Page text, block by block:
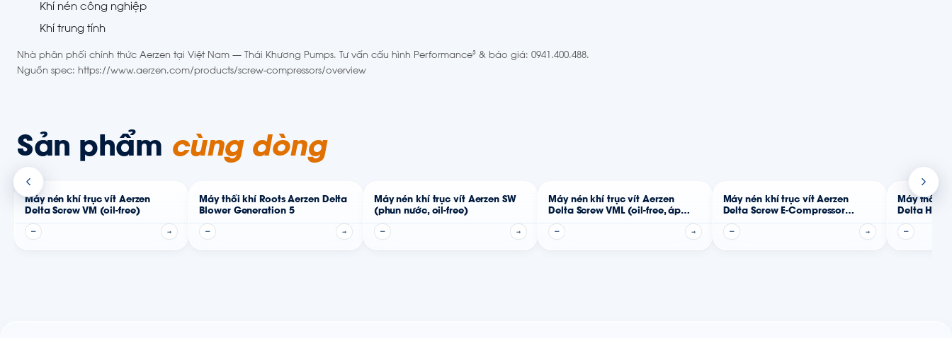
Khí nén công nghiệp
Khí trung tính
Nhà phân phối chính thức Aerzen tại Việt Nam — Thái Khương Pumps. Tư vấn cấu hình Performance³ & báo giá: 0941.400.488.
Nguồn spec: https://www.aerzen.com/products/screw-compressors/overview
Sản phẩm cùng dòng
Máy nén khí trục vít Aerzen
Delta Screw VM (oil-free)
— →
Máy thổi khí Roots Aerzen Delta
Blower Generation 5
— →
Máy nén khí trục vít Aerzen SW
(phun nước, oil-free)
— →
Máy nén khí trục vít Aerzen
Delta Screw VML (oil-free, áp
thấp/chân không)
—
→
Máy nén khí trục vít Aerzen
Delta Screw E-Compressor
(truyền động trực tiếp)
—
→
Máy thổi
Delta
—